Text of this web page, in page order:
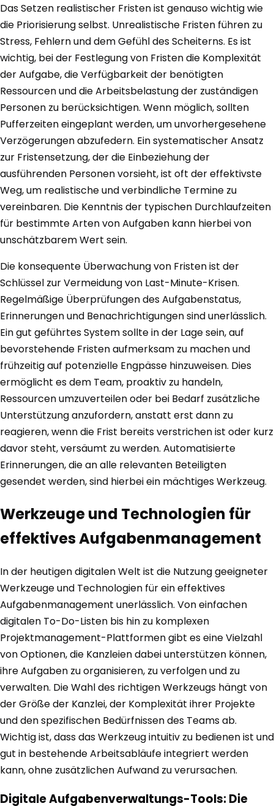
Das Setzen realistischer Fristen ist genauso wichtig wie
die Priorisierung selbst. Unrealistische Fristen führen zu
Stress, Fehlern und dem Gefühl des Scheiterns. Es ist
wichtig, bei der Festlegung von Fristen die Komplexität
der Aufgabe, die Verfügbarkeit der benötigten
Ressourcen und die Arbeitsbelastung der zuständigen
Personen zu berücksichtigen. Wenn möglich, sollten
Pufferzeiten eingeplant werden, um unvorhergesehene
Verzögerungen abzufedern. Ein systematischer Ansatz
zur Fristensetzung, der die Einbeziehung der
ausführenden Personen vorsieht, ist oft der effektivste
Weg, um realistische und verbindliche Termine zu
vereinbaren. Die Kenntnis der typischen Durchlaufzeiten
für bestimmte Arten von Aufgaben kann hierbei von
unschätzbarem Wert sein.
Die konsequente Überwachung von Fristen ist der
Schlüssel zur Vermeidung von Last-Minute-Krisen.
Regelmäßige Überprüfungen des Aufgabenstatus,
Erinnerungen und Benachrichtigungen sind unerlässlich.
Ein gut geführtes System sollte in der Lage sein, auf
bevorstehende Fristen aufmerksam zu machen und
frühzeitig auf potenzielle Engpässe hinzuweisen. Dies
ermöglicht es dem Team, proaktiv zu handeln,
Ressourcen umzuverteilen oder bei Bedarf zusätzliche
Unterstützung anzufordern, anstatt erst dann zu
reagieren, wenn die Frist bereits verstrichen ist oder kurz
davor steht, versäumt zu werden. Automatisierte
Erinnerungen, die an alle relevanten Beteiligten
gesendet werden, sind hierbei ein mächtiges Werkzeug.
Werkzeuge und Technologien für
effektives Aufgabenmanagement
In der heutigen digitalen Welt ist die Nutzung geeigneter
Werkzeuge und Technologien für ein effektives
Aufgabenmanagement unerlässlich. Von einfachen
digitalen To-Do-Listen bis hin zu komplexen
Projektmanagement-Plattformen gibt es eine Vielzahl
von Optionen, die Kanzleien dabei unterstützen können,
ihre Aufgaben zu organisieren, zu verfolgen und zu
verwalten. Die Wahl des richtigen Werkzeugs hängt von
der Größe der Kanzlei, der Komplexität ihrer Projekte
und den spezifischen Bedürfnissen des Teams ab.
Wichtig ist, dass das Werkzeug intuitiv zu bedienen ist und
gut in bestehende Arbeitsabläufe integriert werden
kann, ohne zusätzlichen Aufwand zu verursachen.
Digitale Aufgabenverwaltungs-Tools: Die